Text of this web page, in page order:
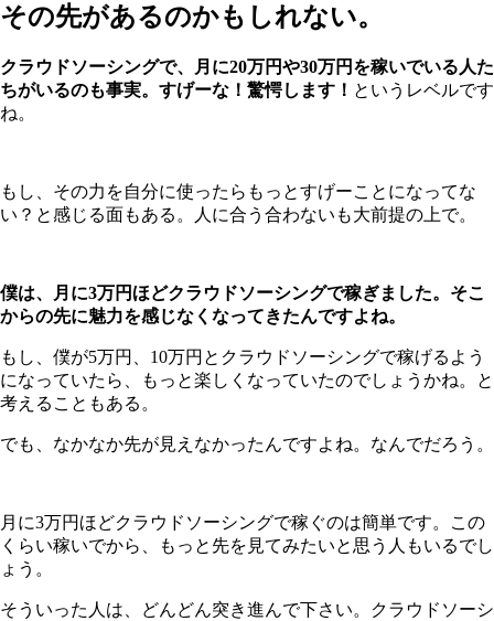
その先があるのかもしれない。
クラウドソーシングで、月に20万円や30万円を稼いでいる人た
ちがいるのも事実。すげーな！驚愕します！ というレベルです
ね。
もし、その力を自分に使ったらもっとすげーことになってな
い？と感じる面もある。人に合う合わないも大前提の上で。
僕は、月に3万円ほどクラウドソーシングで稼ぎました。そこ
からの先に魅力を感じなくなってきたんですよね。
もし、僕が5万円、10万円とクラウドソーシングで稼げるよう
になっていたら、もっと楽しくなっていたのでしょうかね。と
考えることもある。
でも、なかなか先が見えなかったんですよね。なんでだろう。
月に3万円ほどクラウドソーシングで稼ぐのは簡単です。この
くらい稼いでから、もっと先を見てみたいと思う人もいるでし
ょう。
そういった人は、どんどん突き進んで下さい。クラウドソーシ